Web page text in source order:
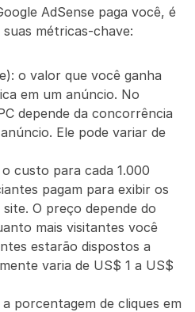
AdSense paga você, é
métricas-chave:
o valor que você ganha
em um anúncio. No
depende da concorrência
Ele pode variar de
custo para cada 1.000
pagam para exibir os
O preço depende do
mais visitantes você
estarão dispostos a
varia de US$ 1 a US$
porcentagem de cliques em